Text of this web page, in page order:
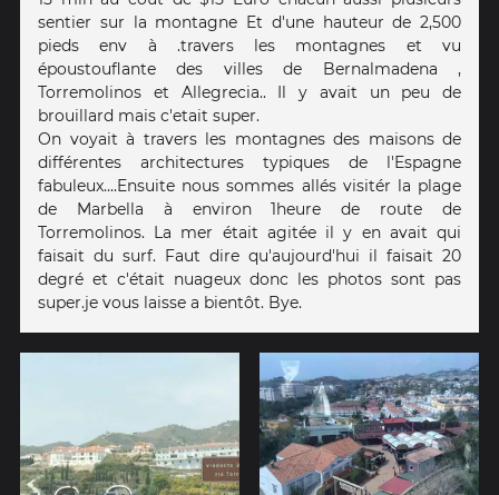
sentier sur la montagne Et d'une hauteur de 2,500
pieds env à .travers les montagnes et vu
époustouflante des villes de Bernalmadena ,
Torremolinos et Allegrecia.. Il y avait un peu de
brouillard mais c'etait super.
On voyait à travers les montagnes des maisons de
différentes architectures typiques de l'Espagne
fabuleux....Ensuite nous sommes allés visitér la plage
de Marbella à environ 1heure de route de
Torremolinos. La mer était agitée il y en avait qui
faisait du surf. Faut dire qu'aujourd'hui il faisait 20
degré et c'était nuageux donc les photos sont pas
super.je vous laisse a bientôt. Bye.